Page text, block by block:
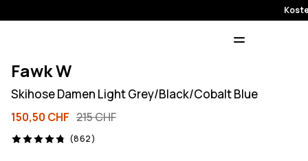
Fawk W
Skihose Damen Light Grey/Black/Cobalt Blue
150,50 CHF 215 CHF
(862)
862 Reviews, 4.8/5